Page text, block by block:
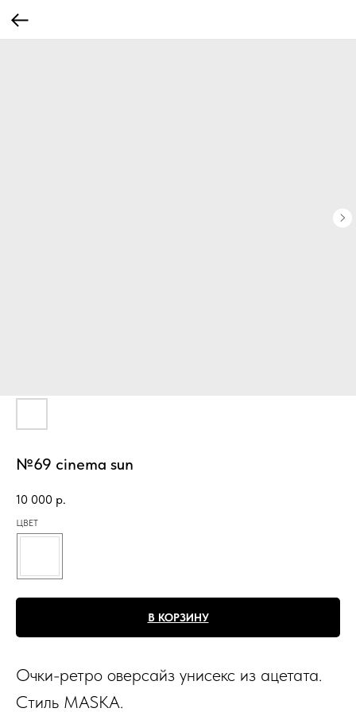
№69 cinema sun
10 000 р.
ЦВЕТ
В КОРЗИНУ
Очки-ретро оверсайз унисекс из ацетата.
Стиль MASKA.